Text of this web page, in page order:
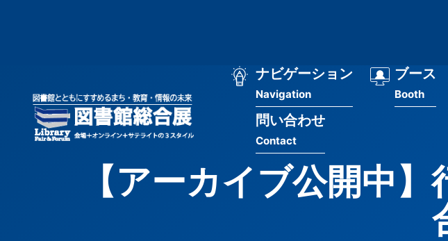
ー
ザ
メ
ナ
ビ
ナビゲーション
Navigation
ブース
Booth
問い合わせ
Contact
【アーカイブ公開中